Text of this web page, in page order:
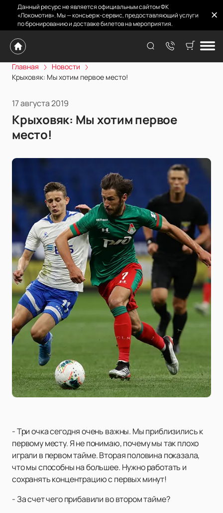
Данный ресурс не является официальным сайтом ФК
«Локомотив». Мы — консьерж-сервис, предоставляющий услуги
по бронированию и доставке билетов на мероприятия.
Главная
Новости
Крыховяк: Мы хотим первое место!
17 августа 2019
Крыховяк: Мы хотим первое
место!
- Три очка сегодня очень важны. Мы приблизились к
первому месту. Я не понимаю, почему мы так плохо
играли в первом тайме. Вторая половина показала,
что мы способны на большее. Нужно работать и
сохранять концентрацию с первых минут!
- За счет чего прибавили во втором тайме?